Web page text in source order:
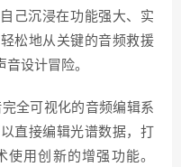
己沉浸在功能强大、实
松地从关键的音频救援
设计冒险。
完全可视化的音频编辑系
直接编辑光谱数据，打
用创新的增强功能。